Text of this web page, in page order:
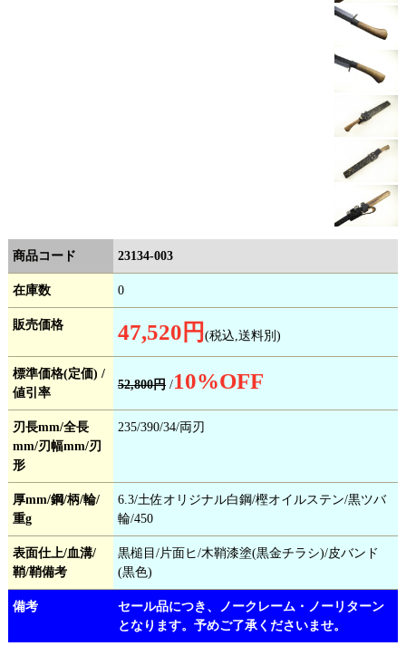
商品コード 23134-003
在庫数 0
販売価格 47,520円 (税込,送料別)
標準価格(定価) /
値引率
52,800円 /10%OFF
刃長mm/全長
mm/刃幅mm/刃
形
235/390/34/両刃
厚mm/鋼/柄/輪/
重g
6.3/土佐オリジナル白鋼/樫オイルステン/黒ツバ
輪/450
表面仕上/血溝/
鞘/鞘備考
黒槌目/片面ヒ/木鞘漆塗(黒金チラシ)/皮バンド
(黒色)
備考
セール品につき、ノークレーム・ノーリターン
となります。予めご了承くださいませ。